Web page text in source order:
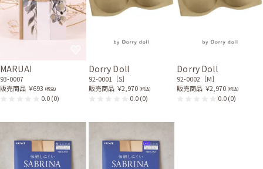
MARUAI
93-0007
販売商品 ￥693 (税込)
0.0(0)
Dorry Doll
92-0001［S］
販売商品 ￥2,970 (税込)
0.0(0)
Dorry Doll
92-0002［M］
販売商品 ￥2,970 (税込)
0.0(0)